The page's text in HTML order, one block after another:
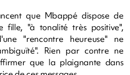
que Mbappé dispose de
fille, "à tonalité très positive",
"rencontre heureuse" ne
Rien par contre ne
que la plaignante dans